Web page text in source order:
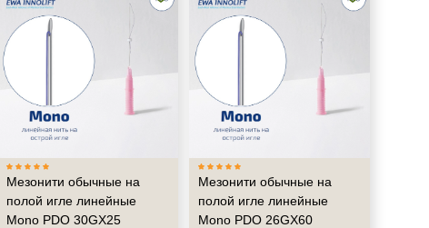
Мезонити обычные на
полой игле линейные
Mono PDO 30GX25
Мезонити обычные на
полой игле линейные
Mono PDO 26GX60